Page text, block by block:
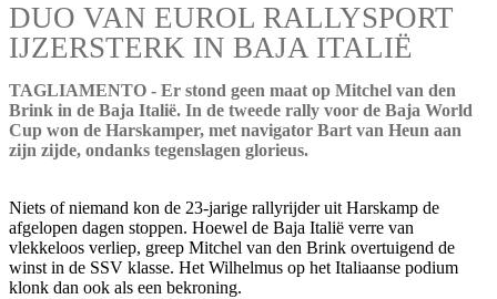
DUO VAN EUROL RALLYSPORT
IJZERSTERK IN BAJA ITALIË
TAGLIAMENTO - Er stond geen maat op Mitchel van den
Brink in de Baja Italië. In de tweede rally voor de Baja World
Cup won de Harskamper, met navigator Bart van Heun aan
zijn zijde, ondanks tegenslagen glorieus.
Niets of niemand kon de 23-jarige rallyrijder uit Harskamp de
afgelopen dagen stoppen. Hoewel de Baja Italië verre van
vlekkeloos verliep, greep Mitchel van den Brink overtuigend de
winst in de SSV klasse. Het Wilhelmus op het Italiaanse podium
klonk dan ook als een bekroning.